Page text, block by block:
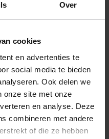
Over
cookies
en advertenties te
social media te bieden
Ook delen we
onze site met onze
en analyse. Deze
combineren met andere
of die ze hebben
Op voorraad